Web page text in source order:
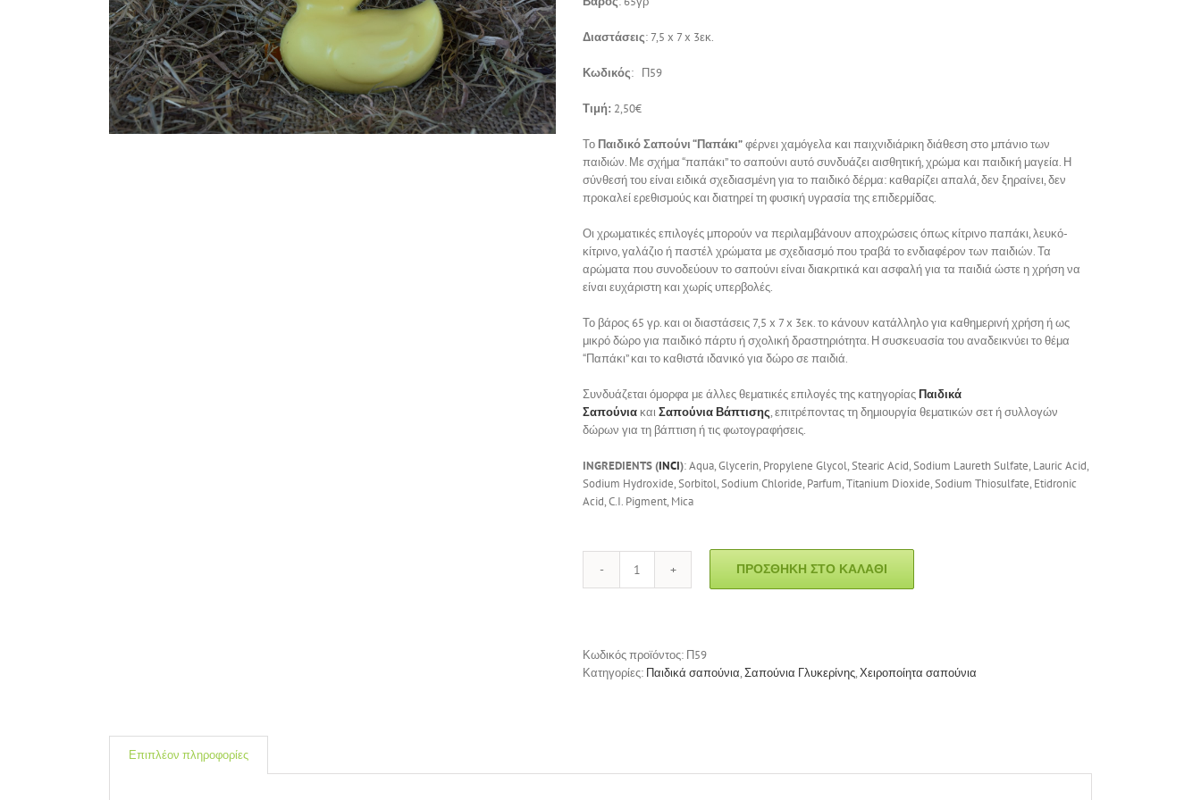
Διαστάσεις:7,5 x 7x 3εκ.
Κωδικός: Π59
Τιμή: 2,50€
Το Παιδικό Σαπούνι “Παπάκι”φέρνει χαμόγελα και παιχνιδιάρικη διάθεση στο μπάνιο των
παιδιών. Με σχήμα “παπάκι” το σαπούνι αυτό συνδυάζει αισθητική, χρώμα και παιδική μαγεία. Η
σύνθεσή του είναι ειδικά σχεδιασμένη για το παιδικό δέρμα: καθαρίζει απαλά, δεν ξηραίνει, δεν
προκαλεί ερεθισμούς και διατηρεί τη φυσική υγρασία της επιδερμίδας.
Οι χρωματικές επιλογές μπορούν να περιλαμβάνουν αποχρώσεις όπως κίτρινο παπάκι, λευκό-
κίτρινο, γαλάζιο ή παστέλ χρώματα με σχεδιασμό που τραβά το ενδιαφέρον των παιδιών. Τα
αρώματα που συνοδεύουν το σαπούνι είναι διακριτικά και ασφαλή για τα παιδιά ώστε η χρήση να
είναι ευχάριστη και χωρίς υπερβολές.
Το βάρος 65 γρ. και οι διαστάσεις7,5 x 7x 3εκ.το κάνουν κατάλληλο για καθημερινή χρήση ή ως
μικρό δώρο για παιδικό πάρτυ ή σχολική δραστηριότητα. Η συσκευασία του αναδεικνύει το θέμα
“Παπάκι” και το καθιστά ιδανικό για δώρο σε παιδιά.
Συνδυάζεται όμορφα με άλλες θεματικές επιλογές της κατηγορίαςΠαιδικά
Σαπούνια καιΣαπούνια Βάπτισης, επιτρέποντας τη δημιουργία θεματικών σετ ή συλλογών
δώρων για τη βάπτιση ή τις φωτογραφήσεις.
INGREDIENTS (INCI): Aqua, Glycerin, Propylene Glycol, Stearic Acid, Sodium Laureth Sulfate, Lauric Acid,
Sodium Hydroxide, Sorbitol, Sodium Chloride, Parfum, Titanium Dioxide, Sodium Thiosulfate, Etidronic
Acid, C.I. Pigment, Mica
Σαπούνι
ΠΡΟΣΘΉΚΗ ΣΤΟ ΚΑΛΆΘΙ
Κωδικός προϊόντος: Π59
Κατηγορίες: Παιδικά σαπούνια,Σαπούνια Γλυκερίνης,Χειροποίητα σαπούνια
Επιπλέον πληροφορίες